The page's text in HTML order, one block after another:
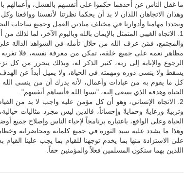
ما غفل الناس عن أحدهما حكموا على أنفسهم بالفشل، وأعمالهم
وهذان الاتجاهان اللذان لا بد أن يحكما نظرتنا لأنفسنا وواقعنا وكل
ويحددا مهامنا وأدوارنا في مختلف ميادين العمل وجميع ساحات
1. الاتجاه الغيبي المتمثل بالإيمان بالله وباليوم الآخر، لما
والمجتمع، فمَن عرف الله من خلال تأمله في الشواهد الدالة
مظاهر نعمه على جميع خلقه، تمكن من معرفة نفسه، فلا تغريه
الرجوع والإنابة إلى ربه، كثير الذكر له، وبذلك يتحرر من كل
يسقط ولا ينسى دوره ومهمته في الحياة، ولا يميل أبداً عن
كل ما يقوم به من عبادات وأعمال، لأنه يدرك أن من ينسى
الحياة وهدفه الذي يسعى إليه، "نسوا الله فأنساهم أنفسهم".
2. الاتجاه الإنساني، وهو أن كل مؤمن عليه واجب لا بد من
وتربيةً ورعايةً وحمايةً وإحساناً، فالدين ليس مجرد مثاليات
الحياة وعلى الواقع، باعتباره برنامجاً لإحياء الناس وإصلاح جميع
وهذا ما يشدد عليه سيد الثورة في جميع كلماته ومحاضراته
على الاستزادة منها بما يخدم توجهنا للقيام بما يجب علينا القيام
اللذين بهما سنكون المسلمين فعلاً والمؤمنين حقاً.